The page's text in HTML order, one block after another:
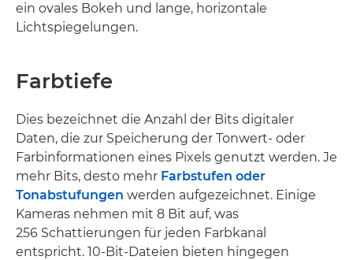
ein ovales Bokeh und lange, horizontale
Lichtspiegelungen.
Farbtiefe
Dies bezeichnet die Anzahl der Bits digitaler
Daten, die zur Speicherung der Tonwert- oder
Farbinformationen eines Pixels genutzt werden. Je
mehr Bits, desto mehr Farbstufen oder
Tonabstufungen werden aufgezeichnet. Einige
Kameras nehmen mit 8 Bit auf, was
256 Schattierungen für jeden Farbkanal
entspricht. 10-Bit-Dateien bieten hingegen